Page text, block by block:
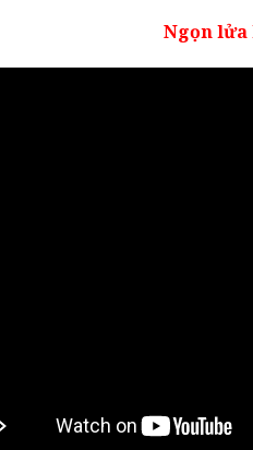
Ngọn lửa